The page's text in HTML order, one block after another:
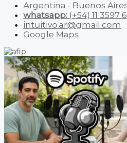
Argentina - Buenos
whatsapp: (+54) 11 3597
intuitivo.ar@gmail.com
Google Maps